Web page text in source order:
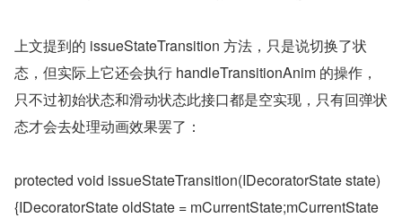
上文提到的 issueStateTransition 方法，只是说切换了状
态，但实际上它还会执行 handleTransitionAnim 的操作，
只不过初始状态和滑动状态此接口都是空实现，只有回弹状
态才会去处理动画效果罢了：
protected void issueStateTransition(IDecoratorState state)
{IDecoratorState oldState = mCurrentState;mCurrentState